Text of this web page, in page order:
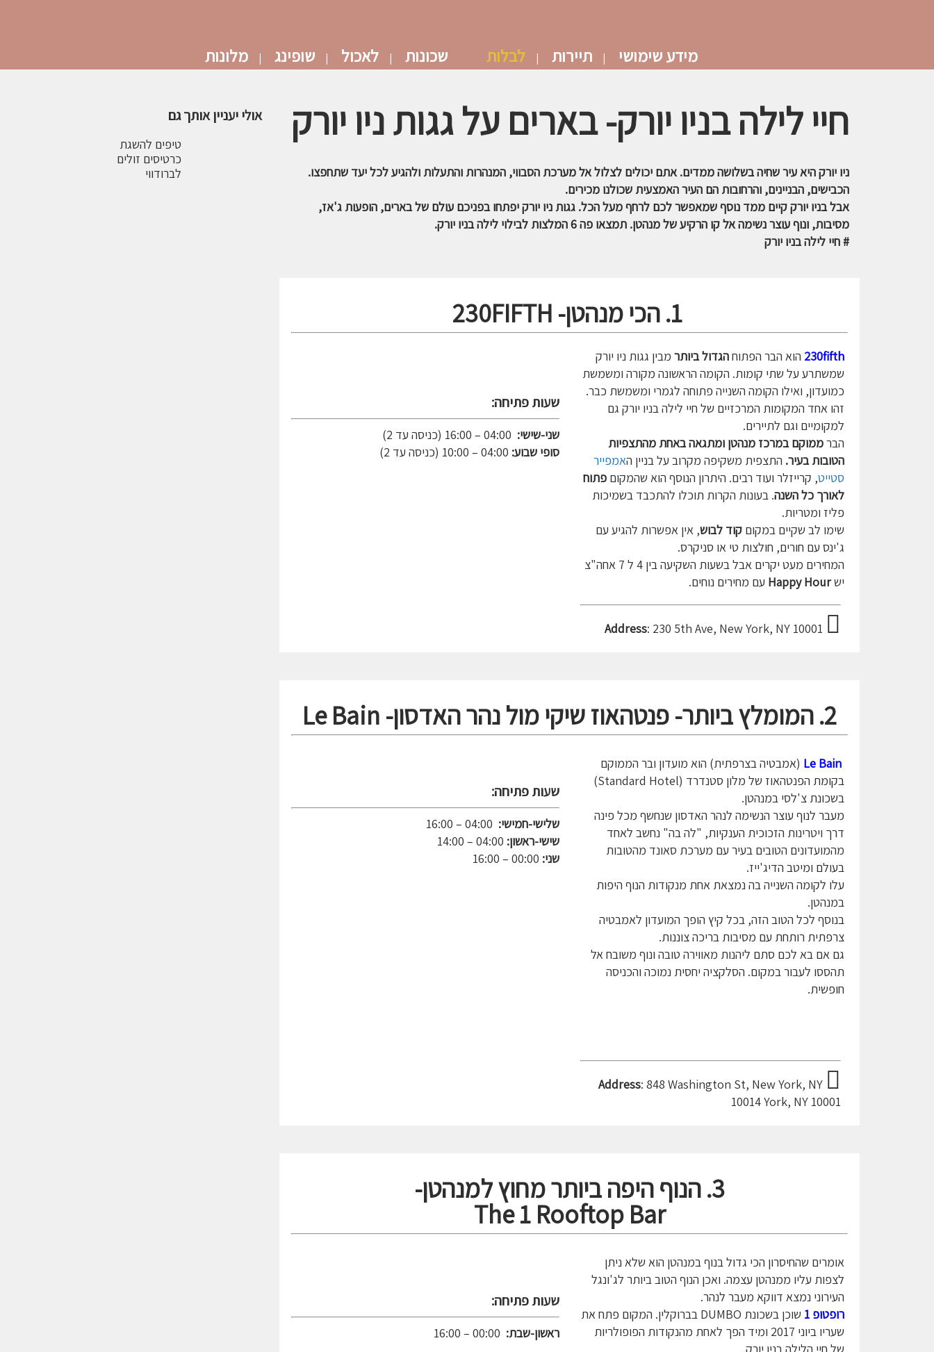
שכונות לאכול שופינג מלונות מידע שימושי תיירות לבלות
חיי לילה בניו יורק- בארים על גגות ניו יורק
ניו יורק היא עיר שחיה בשלושה ממדים. אתם יכולים לצלול אל מערכת הסבווי, המנהרות והתעלות ולהגיע לכל יעד שתחפצו.
הכבישים, הבניינים, והרחובות הם העיר האמצעית שכולנו מכירים.
אבל בניו יורק קיים ממד נוסף שמאפשר לכם לרחף מעל הכל. גגות ניו יורק יפתחו בפניכם עולם של בארים, הופעות ג'אז,
מסיבות, ונוף עוצר נשימה אל קו הרקיע של מנהטן. תמצאו פה 6 המלצות לבילוי לילה בניו יורק.
# חיי לילה בניו יורק
1. הכי מנהטן- 230FIFTH
שעות פתיחה:
שני-שישי:
סופי שבוע:
230fifth הוא הבר הפתוחהגדול ביותר מבין גגות ניו יורק
שמשתרע על שתי קומות. הקומה הראשונה מקורה ומשמשת
כמועדון, ואילו הקומה השנייה פתוחה לגמרי ומשמשת כבר.
זהו אחד המקומות המרכזיים של חיי לילה בניו יורק גם
למקומיים וגם לתיירים.
הברממוקם במרכז מנהטן ומתגאה באחת מהתצפיות
הטובות בעיר. התצפית משקיפה מקרוב על בניין האמפייר
סטייט, קרייזלר ועוד רבים. היתרון הנוסף הוא שהמקום פתוח
לאורך כל השנה. בעונות הקרות תוכלו להתכבד בשמיכות
פליז ומטריות.
שימו לב שקיים במקום קוד לבוש, אין אפשרות להגיע עם
ג'ינס עם חורים, חולצות טי או סניקרס.
המחירים מעט יקרים אבל בשעות השקיעה בין 4 ל 7 אחה"צ
ישHappy Hour עם מחירים נוחים.
Address: 230 5th Ave, New York, NY 10001
2. המומלץ ביותר- פנטהאוז שיקי מול נהר האדסון- Le Bain
שעות פתיחה:
שלישי-חמישי:
שישי-ראשון:
שני:
Le Bain (אמבטיה בצרפתית) הוא מועדון ובר הממוקם
בקומת הפנטהאוז של מלון סטנדרד (Standard Hotel)
בשכונת צ'לסי במנהטן.
מעבר לנוף עוצר הנשימה לנהר האדסון שנחשף מכל פינה
דרך ויטרינות הזכוכית הענקיות, "לה בה" נחשב לאחד
מהמועדונים הטובים בעיר עם מערכת סאונד מהטובות
בעולם ומיטב הדיג'ייז.
עלו לקומה השנייה בה נמצאת אחת מנקודות הנוף היפות
במנהטן.
בנוסף לכל הטוב הזה, בכל קיץ הופך המועדון לאמבטיה
צרפתית רותחת עם מסיבות בריכה צוננות.
גם אם בא לכם סתם ליהנות מאווירה טובה ונוף משובח אל
תהססו לעבור במקום. הסלקציה יחסית נמוכה והכניסה
חופשית.
Address: 848 Washington St, New York, NY
10014 York, NY 10001
3. הנוף היפה ביותר מחוץ למנהטן-
The 1 Rooftop Bar
שעות פתיחה:
ראשון-שבת:
אומרים שהחיסרון הכי גדול בנוף במנהטן הוא שלא ניתן
לצפות עליו ממנהטן עצמה. ואכן הנוף הטוב ביותר לג'ונגל
העירוני נמצא דווקא מעבר לנהר.
רופטופ 1
שוכן בשכונת DUMBO בברוקלין. המקום פתח את
שעריו ביוני 2017 ומיד הפך לאחת מהנקודות הפופולריות
אולי יעניין אותך גם
טיפים להשגת
כרטיסים זולים
לברודווי